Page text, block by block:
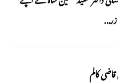
کالم